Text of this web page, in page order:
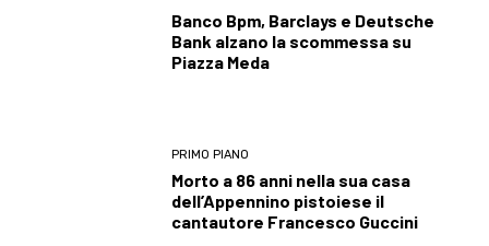
Banco Bpm, Barclays e Deutsche
Bank alzano la scommessa su
Piazza Meda
PRIMO PIANO
Morto a 86 anni nella sua casa
dell’Appennino pistoiese il
cantautore Francesco Guccini